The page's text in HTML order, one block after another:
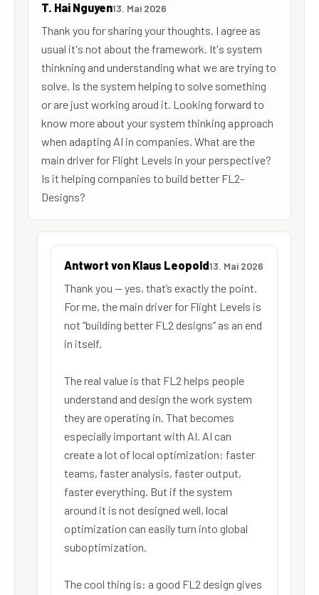
T. Hai Nguyen13. Mai 2026
Thank you for sharing your thoughts. I agree as
usual it's not about the framework. It's system
thinkning and understanding what we are trying to
solve. Is the system helping to solve something
or are just working aroud it. Looking forward to
know more about your system thinking approach
when adapting AI in companies. What are the
main driver for Flight Levels in your perspective?
Is it helping companies to build better FL2-
Designs?
Antwort von Klaus Leopold13. Mai 2026
Thank you — yes, that’s exactly the point.
For me, the main driver for Flight Levels is
not “building better FL2 designs” as an end
in itself.
The real value is that FL2 helps people
understand and design the work system
they are operating in. That becomes
especially important with AI. AI can
create a lot of local optimization: faster
teams, faster analysis, faster output,
faster everything. But if the system
around it is not designed well, local
optimization can easily turn into global
suboptimization.
The cool thing is: a good FL2 design gives